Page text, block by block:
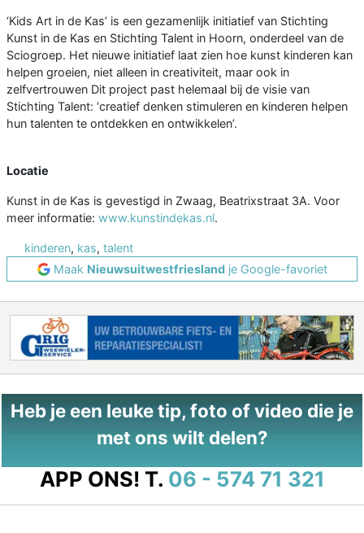
‘Kids Art in de Kas’ is een gezamenlijk initiatief van Stichting
Kunst in de Kas en Stichting Talent in Hoorn, onderdeel van de
Sciogroep. Het nieuwe initiatief laat zien hoe kunst kinderen kan
helpen groeien, niet alleen in creativiteit, maar ook in
zelfvertrouwen Dit project past helemaal bij de visie van
Stichting Talent: ‘creatief denken stimuleren en kinderen helpen
hun talenten te ontdekken en ontwikkelen’.
Locatie
Kunst in de Kas is gevestigd in Zwaag, Beatrixstraat 3A. Voor
meer informatie: www.kunstindekas.nl.
kinderen, kas, talent
Maak Nieuwsuitwestfrieslandje Google-favoriet
Heb je een leuke tip, foto of video die je
met ons wilt delen?
APP ONS! T. 06 - 574 71 321